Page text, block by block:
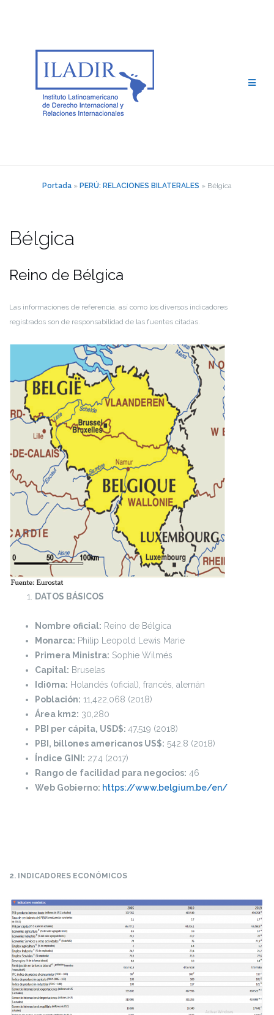
Portada » PERÚ: RELACIONES BILATERALES » Bélgica
Bélgica
Reino de Bélgica
Las informaciones de referencia, así como los diversos indicadores
registrados son de responsabilidad de las fuentes citadas.
DATOS BÁSICOS
Nombre oficial: Reino de Bélgica
Monarca: Philip Leopold Lewis Marie
Primera Ministra: Sophie Wilmés
Capital: Bruselas
Idi0ma: Holandés (oficial), francés, alemán
Población: 11,422,068 (2018)
Área km2: 30,280
PBI per cápita, USD$: 47,519 (2018)
PBI, billones americanos US$: 542.8 (2018)
Índice GINI: 27.4 (2017)
Rango de facilidad para negocios: 46
Web Gobierno: https://www.belgium.be/en/
2. INDICADORES ECONÓMICOS